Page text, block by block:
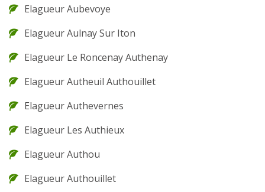
Elagueur Aubevoye
Elagueur Aulnay Sur Iton
Elagueur Le Roncenay Authenay
Elagueur Autheuil Authouillet
Elagueur Authevernes
Elagueur Les Authieux
Elagueur Authou
Elagueur Authouillet